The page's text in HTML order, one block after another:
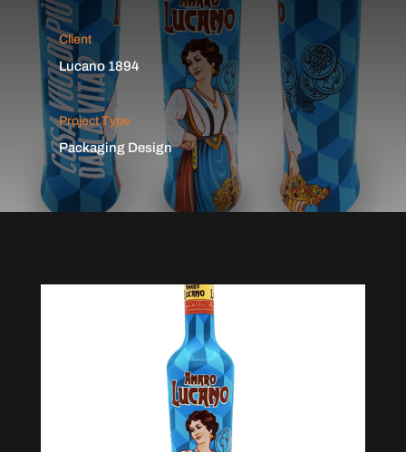
Client
Lucano 1894
Project Type
Packaging Design